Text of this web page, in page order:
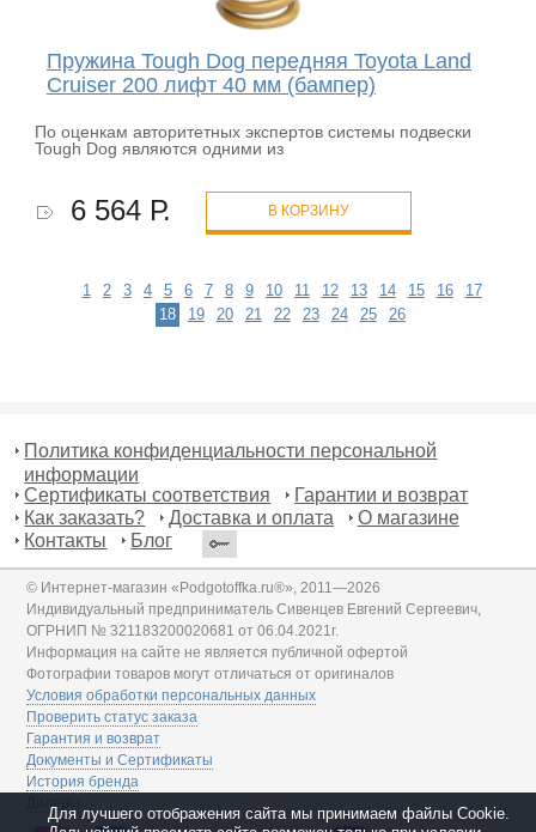
Пружина Tough Dog передняя Toyota Land
Cruiser 200 лифт 40 мм (бампер)
По оценкам авторитетных экспертов системы подвески
Tough Dog являются одними из
6 564 Р. В КОРЗИНУ
1 2 3 4 5 6 7 8 9 10 11 12 13 14 15 16
17
18
19 20 21 22 23 24 25 26
Политика конфиденциальности персональной
информации
Сертификаты соответствия
Гарантии и возврат
Как заказать?
Доставка и оплата
О магазине
Контакты
Блог
© Интернет-магазин «Podgotoffka.ru®», 2011—2026
Индивидуальный предприниматель Сивенцев Евгений Сергеевич,
ОГРНИП № 321183200020681 от 06.04.2021г.
Информация на сайте не является публичной офертой
Фотографии товаров могут отличаться от оригиналов
Условия обработки персональных данных
Проверить статус заказа
Гарантия и возврат
Документы и Сертификаты
История бренда
Дилеры
Для лучшего отображения сайта мы принимаем файлы Cookie.